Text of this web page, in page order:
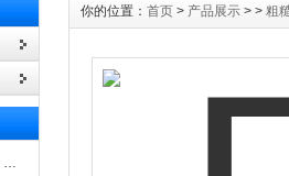
无线温度记录仪校准规范解析：从多点比对到不确定度评定的实操流程
你的位置： 首页 > 产品展示 > > 粗